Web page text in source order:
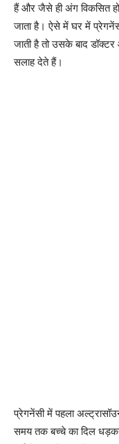
हैं और जैसे ही अंग विकसित
जाता है। ऐसे में घर में
जाती है तो उसके बाद
सलाह देते हैं।
प्रेगनेंसी में पहला
समय तक बच्चे का दिल